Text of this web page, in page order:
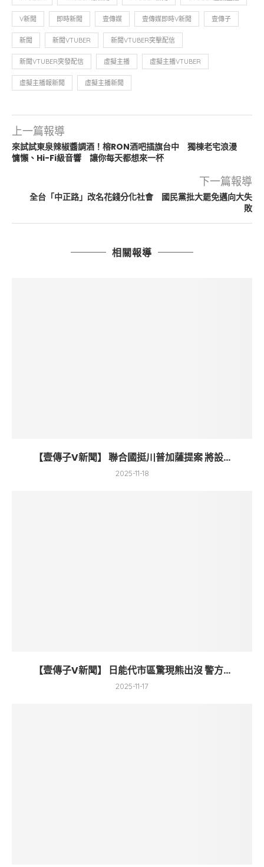
V新聞 即時新聞 壹傳媒 壹傳媒即時V新聞 壹傳子
新聞 新聞VTUBER 新聞VTUBER突擊配信
新聞VTUBER突發配信 虛擬主播 虛擬主播VTUBER
虛擬主播報新聞 虛擬主播新聞
上一篇報導
來試試東泉辣椒醬調酒！榕RON酒吧插旗台中 獨棟老宅浪漫
慵懶、Hi-Fi級音響 讓你每天都想來一杯
下一篇報導
全台「中正路」改名花錢分化社會 國民黨批大罷免邁向大失
敗
相關報導
【壹傳子V新聞】 聯合國挺川普加薩提案 將設...
2025-11-18
【壹傳子V新聞】 日能代市區驚現熊出沒 警方...
2025-11-17